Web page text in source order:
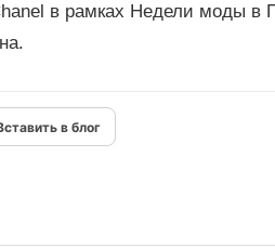
в рамках Недели моды в
в блог